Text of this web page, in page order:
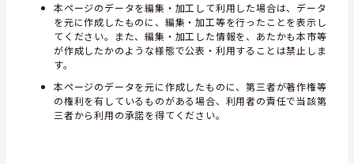
本ページのデータを編集・加工して利用した場合は、データ
を元に作成したものに、編集・加工等を行ったことを表示し
てください。また、編集・加工した情報を、あたかも本市等
が作成したかのような様態で公表・利用することは禁止しま
す。
本ページのデータを元に作成したものに、第三者が著作権等
の権利を有しているものがある場合、利用者の責任で当該第
三者から利用の承諾を得てください。